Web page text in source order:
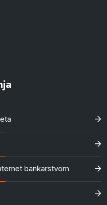
bankarstvom